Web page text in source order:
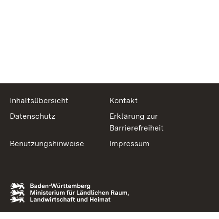
Inhaltsübersicht
Kontakt
Datenschutz
Erklärung zur
Barrierefreiheit
Benutzungshinweise
Impressum